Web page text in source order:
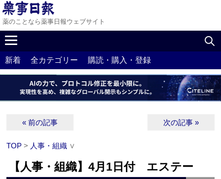
薬のことなら薬事日報ウェブサイト
新着 全カテゴリー 購読・購入・登録
« 前の記事 次の記事 »
TOP > 人事・組織 ∨
【人事・組織】4月1日付 エステー